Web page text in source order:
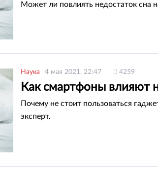
Может ли повлиять недостаток сна
Наука 4 мая 2021, 22:47 4259
Как смартфоны влияют
Почему не стоит пользоваться
эксперт.